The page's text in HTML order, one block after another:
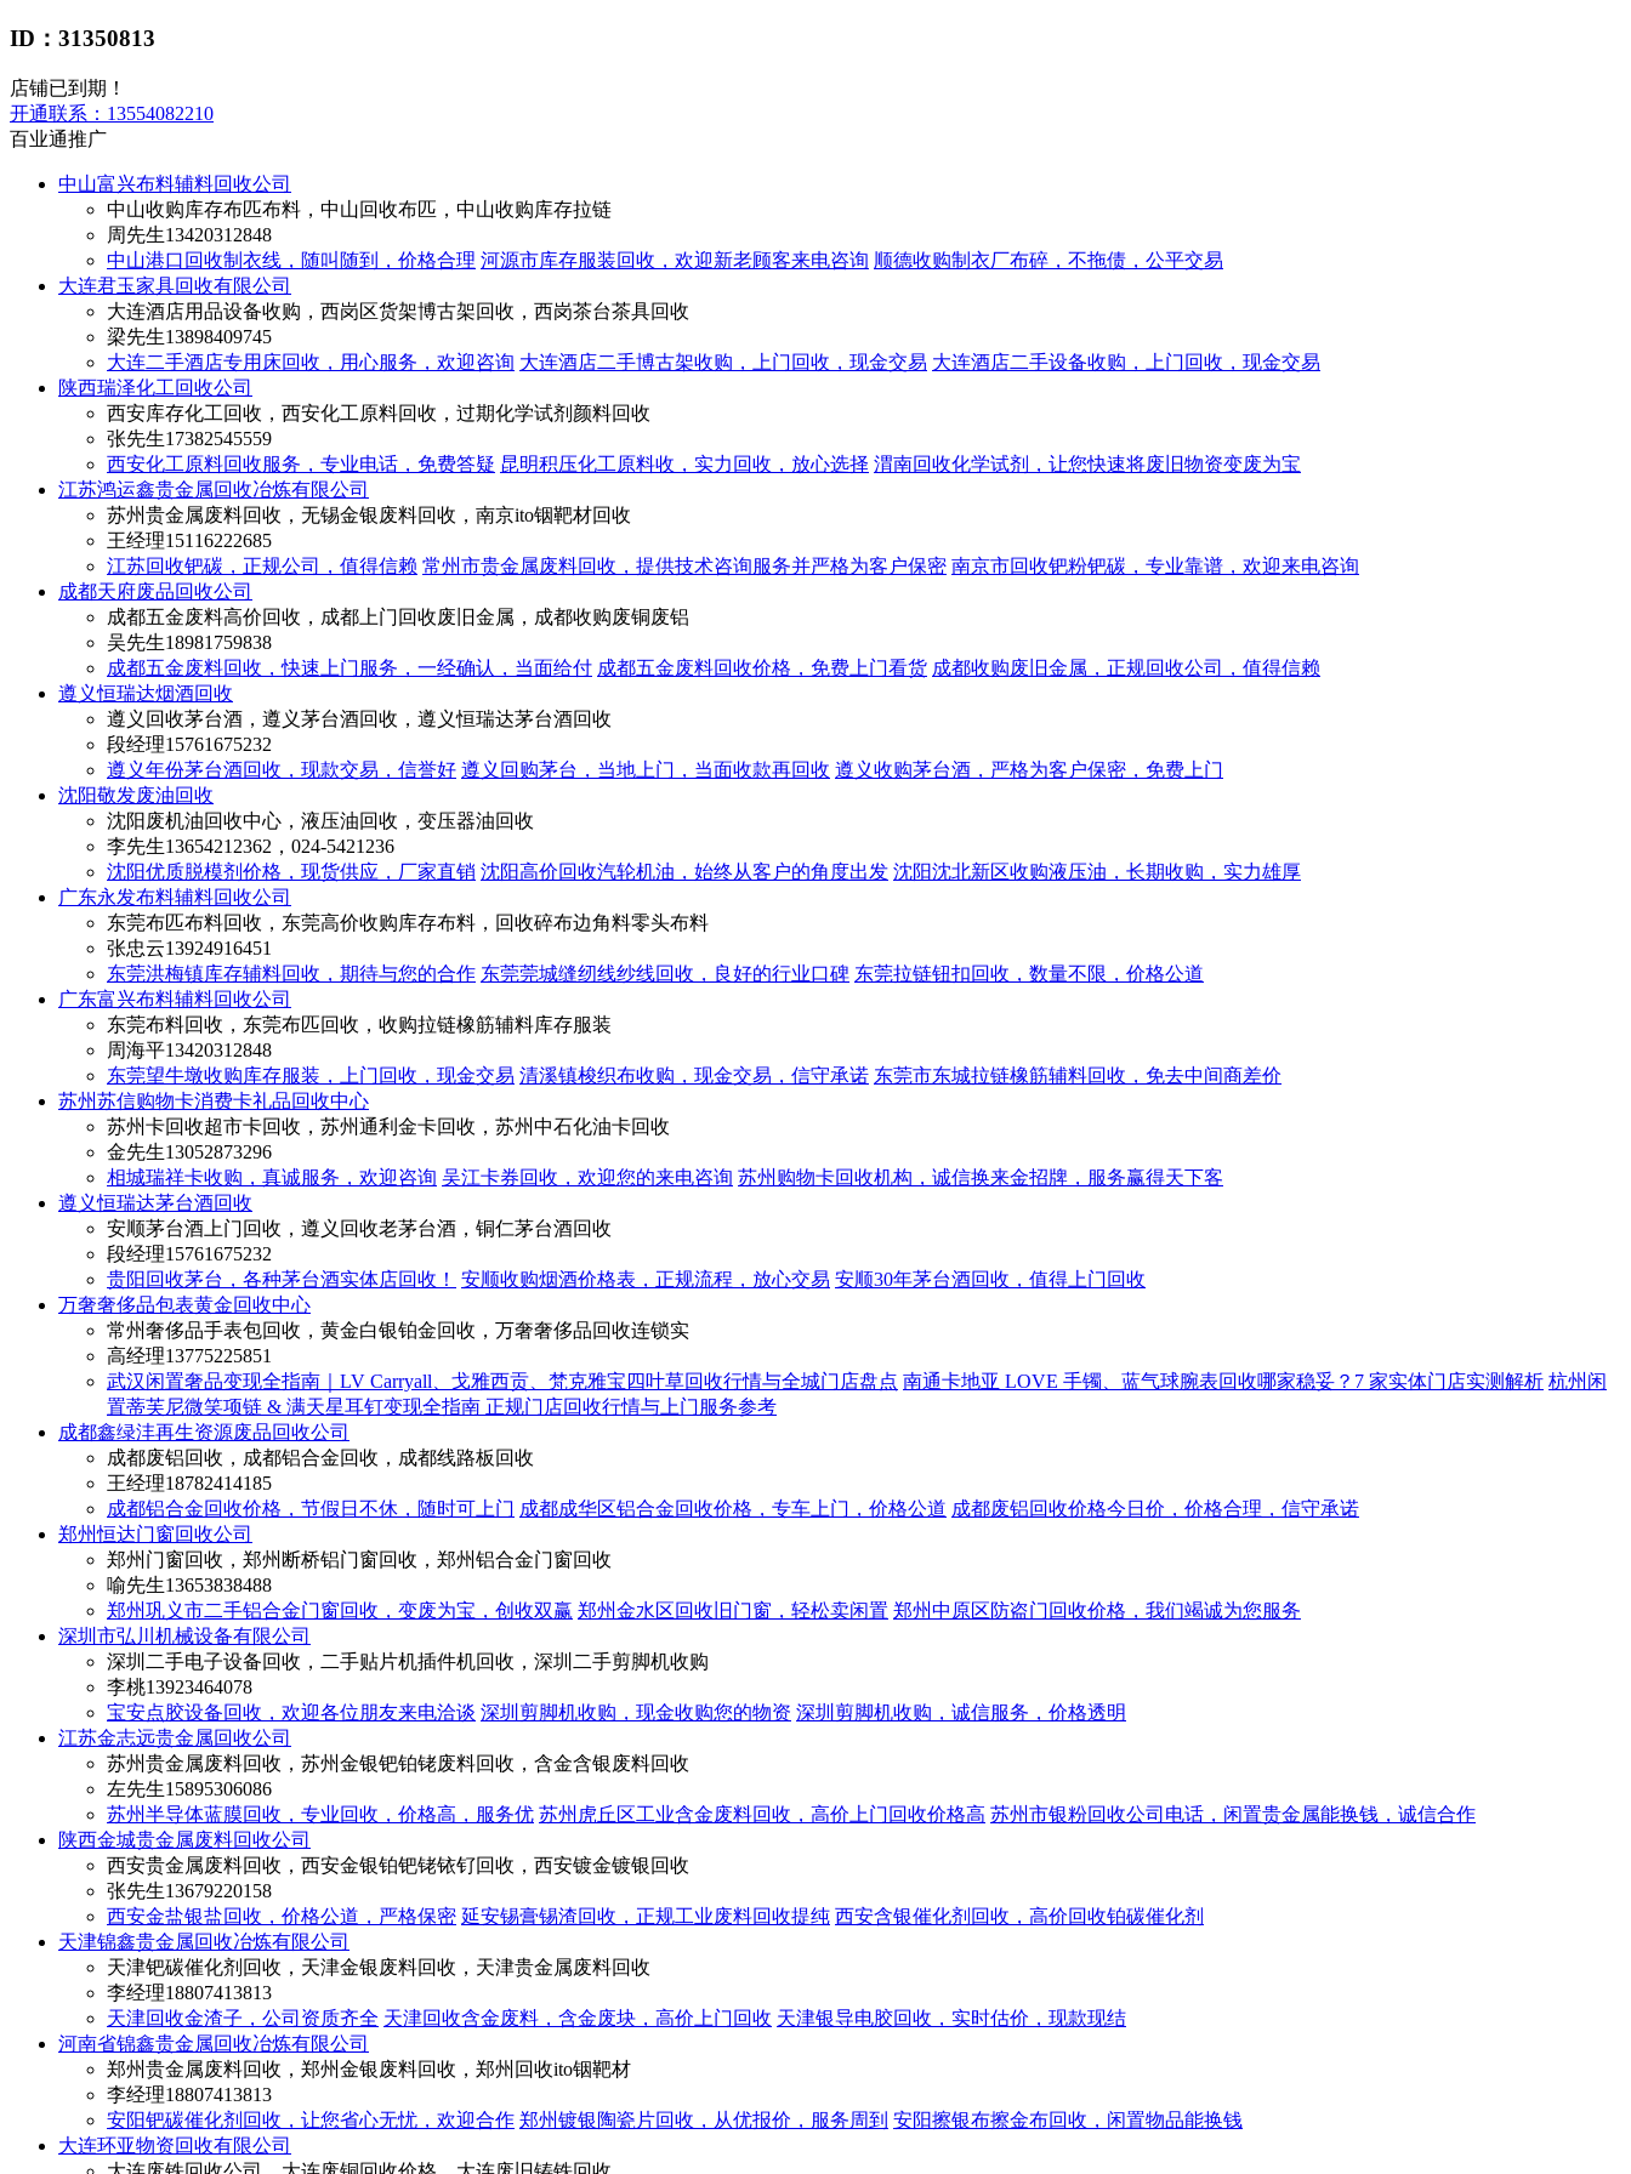
ID：31350813
店铺已到期！
开通联系： 13554082210
百业通推广
中山富兴布料辅料回收公司
中山收购库存布匹布料，中山回收布匹，中山收购库存拉链
周先生13420312848
中山港口回收制衣线，随叫随到，价格合理 河源市库存服装回收，欢迎新老顾客来电咨询 顺德收购制衣厂布碎，不拖债，公平交易
大连君玉家具回收有限公司
大连酒店用品设备收购，西岗区货架博古架回收，西岗茶台茶具回收
梁先生13898409745
大连二手酒店专用床回收，用心服务，欢迎咨询 大连酒店二手博古架收购，上门回收，现金交易 大连酒店二手设备收购，上门回收，现金交易
陕西瑞泽化工回收公司
西安库存化工回收，西安化工原料回收，过期化学试剂颜料回收
张先生17382545559
西安化工原料回收服务，专业电话，免费答疑 昆明积压化工原料收，实力回收，放心选择 渭南回收化学试剂，让您快速将废旧物资变废为宝
江苏鸿运鑫贵金属回收冶炼有限公司
苏州贵金属废料回收，无锡金银废料回收，南京ito铟靶材回收
王经理15116222685
江苏回收钯碳，正规公司，值得信赖 常州市贵金属废料回收，提供技术咨询服务并严格为客户保密 南京市回收钯粉钯碳，专业靠谱，欢迎来电咨询
成都天府废品回收公司
成都五金废料高价回收，成都上门回收废旧金属，成都收购废铜废铝
吴先生18981759838
成都五金废料回收，快速上门服务，一经确认，当面给付 成都五金废料回收价格，免费上门看货 成都收购废旧金属，正规回收公司，值得信赖
遵义恒瑞达烟酒回收
遵义回收茅台酒，遵义茅台酒回收，遵义恒瑞达茅台酒回收
段经理15761675232
遵义年份茅台酒回收，现款交易，信誉好 遵义回购茅台，当地上门，当面收款再回收 遵义收购茅台酒，严格为客户保密，免费上门
沈阳敬发废油回收
沈阳废机油回收中心，液压油回收，变压器油回收
李先生13654212362，024-5421236
沈阳优质脱模剂价格，现货供应，厂家直销 沈阳高价回收汽轮机油，始终从客户的角度出发 沈阳沈北新区收购液压油，长期收购，实力雄厚
广东永发布料辅料回收公司
东莞布匹布料回收，东莞高价收购库存布料，回收碎布边角料零头布料
张忠云13924916451
东莞洪梅镇库存辅料回收，期待与您的合作 东莞莞城缝纫线纱线回收，良好的行业口碑 东莞拉链钮扣回收，数量不限，价格公道
广东富兴布料辅料回收公司
东莞布料回收，东莞布匹回收，收购拉链橡筋辅料库存服装
周海平13420312848
东莞望牛墩收购库存服装，上门回收，现金交易 清溪镇梭织布收购，现金交易，信守承诺 东莞市东城拉链橡筋辅料回收，免去中间商差价
苏州苏信购物卡消费卡礼品回收中心
苏州卡回收超市卡回收，苏州通利金卡回收，苏州中石化油卡回收
金先生13052873296
相城瑞祥卡收购，真诚服务，欢迎咨询 吴江卡券回收，欢迎您的来电咨询 苏州购物卡回收机构，诚信换来金招牌，服务赢得天下客
遵义恒瑞达茅台酒回收
安顺茅台酒上门回收，遵义回收老茅台酒，铜仁茅台酒回收
段经理15761675232
贵阳回收茅台，各种茅台酒实体店回收！
安顺收购烟酒价格表，正规流程，放心交易 安顺30年茅台酒回收，值得上门回收
万奢奢侈品包表黄金回收中心
常州奢侈品手表包回收，黄金白银铂金回收，万奢奢侈品回收连锁实
高经理13775225851
武汉闲置奢品变现全指南｜LV Carryall、戈雅西贡、梵克雅宝四叶草回收行情与全城门店盘点 南通卡地亚 LOVE 手镯、蓝气球腕表回收哪家稳妥？7 家实体门店实测解析 杭州闲
置蒂芙尼微笑项链 & 满天星耳钉变现全指南 正规门店回收行情与上门服务参考
成都鑫绿沣再生资源废品回收公司
成都废铝回收，成都铝合金回收，成都线路板回收
王经理18782414185
成都铝合金回收价格，节假日不休，随时可上门 成都成华区铝合金回收价格，专车上门，价格公道 成都废铝回收价格今日价，价格合理，信守承诺
郑州恒达门窗回收公司
郑州门窗回收，郑州断桥铝门窗回收，郑州铝合金门窗回收
喻先生13653838488
郑州巩义市二手铝合金门窗回收，变废为宝，创收双赢 郑州金水区回收旧门窗，轻松卖闲置 郑州中原区防盗门回收价格，我们竭诚为您服务
深圳市弘川机械设备有限公司
深圳二手电子设备回收，二手贴片机插件机回收，深圳二手剪脚机收购
李桃13923464078
宝安点胶设备回收，欢迎各位朋友来电洽谈 深圳剪脚机收购，现金收购您的物资 深圳剪脚机收购，诚信服务，价格透明
江苏金志远贵金属回收公司
苏州贵金属废料回收，苏州金银钯铂铑废料回收，含金含银废料回收
左先生15895306086
苏州半导体蓝膜回收，专业回收，价格高，服务优 苏州虎丘区工业含金废料回收，高价上门回收价格高 苏州市银粉回收公司电话，闲置贵金属能换钱，诚信合作
陕西金城贵金属废料回收公司
西安贵金属废料回收，西安金银铂钯铑铱钌回收，西安镀金镀银回收
张先生13679220158
西安金盐银盐回收，价格公道，严格保密 ‌延安锡膏锡渣回收，正规工业废料回收提纯 ‌西安含银催化剂回收，高价回收铂碳催化剂
天津锦鑫贵金属回收冶炼有限公司
天津钯碳催化剂回收，天津金银废料回收，天津贵金属废料回收
李经理18807413813
天津回收金渣子，公司资质齐全 天津回收含金废料，含金废块，高价上门回收 天津银导电胶回收，实时估价，现款现结
河南省锦鑫贵金属回收冶炼有限公司
郑州贵金属废料回收，郑州金银废料回收，郑州回收ito铟靶材
李经理18807413813
安阳钯碳催化剂回收，让您省心无忧，欢迎合作 郑州镀银陶瓷片回收，从优报价，服务周到 安阳擦银布擦金布回收，闲置物品能换钱
大连环亚物资回收有限公司